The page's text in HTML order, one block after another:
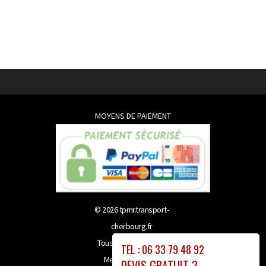
TEL : 06 33 79 48 92
MOYENS DE PAIEMENT
© 2026tpmr.transport-
cherbourg.fr
Tous droits réservés
Mentions légales